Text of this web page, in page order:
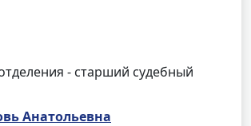
- старший судебный
Анатольевна